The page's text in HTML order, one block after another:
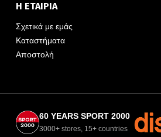
Η ΕΤΑΙΡΙΑ
Σχετικά με εμάς
Καταστήματα
Αποστολή
60 YEARS SPORT 2000
3000+ stores, 15+ countries